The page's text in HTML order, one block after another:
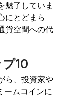
魅了していま
にとどまら
貨空間への代
10
ら、投資家や
ームコインに